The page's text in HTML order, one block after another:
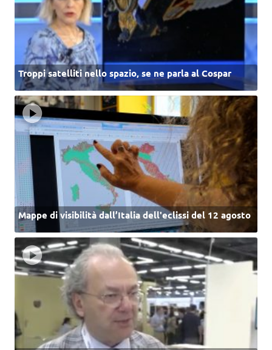
Troppi satelliti nello spazio, se ne parla al Cospar
Mappe di visibilità dall’Italia dell'eclissi del 12 agosto